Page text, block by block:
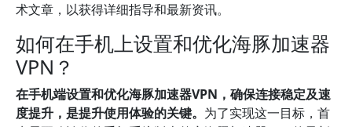
术文章，以获得详细指导和最新资讯。
如何在手机上设置和优化海豚加速器
VPN？
在手机端设置和优化海豚加速器VPN，确保连接稳定及速
度提升，是提升使用体验的关键。 为了实现这一目标，首